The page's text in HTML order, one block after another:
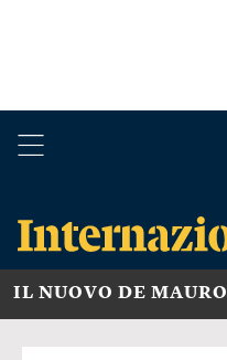
IL NUOVO DE MAURO